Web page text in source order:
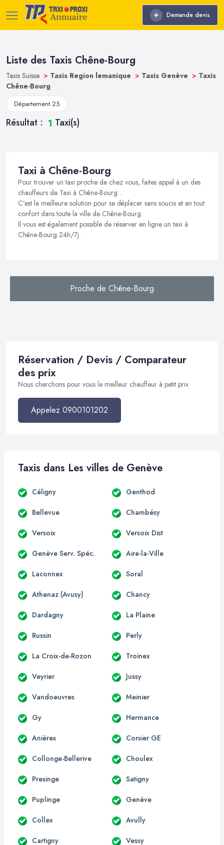
Demande devis
Liste des Taxis Chêne-Bourg
Taxis Suisse > Taxis Region lemanique > Taxis Genève > Taxis
Chêne-Bourg
Département 25
Résultat : 1 Taxi(s)
Taxi à Chêne-Bourg
Pour trouver un taxi proche de chez vous, faites appel à un des
chauffeurs de Taxi à Chêne-Bourg .
C’est la meilleure solution pour se déplacer sans soucis et en tout
confort dans toute la ville de Chêne-Bourg.
Il vous est également possible de réserver en ligne un taxi à
Chêne-Bourg 24h/7j .
Proche de Chêne-Bourg
Réservation / Devis / Comparateur
des prix
Nous cherchons pour vous le meilleur chauffeur à petit prix
Appelez 0900101202
Taxis dans Les villes de Genève
Céligny Genthod
Bellevue Chambésy
Versoix Versoix Dist
Genève Serv. Spéc. Aire-la-Ville
Laconnex Soral
Athenaz (Avusy) Chancy
Dardagny La Plaine
Russin Perly
La Croix-de-Rozon Troinex
Veyrier Jussy
Vandoeuvres Meinier
Gy Hermance
Anières Corsier GE
Collonge-Bellerive Choulex
Presinge Satigny
Puplinge Genève
Collex Avully
Cartigny Vessy